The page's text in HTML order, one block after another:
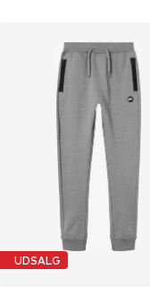
UDSALG